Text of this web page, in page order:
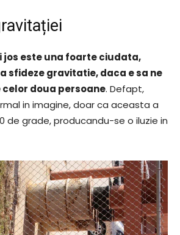
jos este una foarte ciudata,
sfideze gravitatie, daca e sa ne
doua persoane. Defapt,
in imagine, doar ca aceasta a
de grade, producandu-se o iluzie in